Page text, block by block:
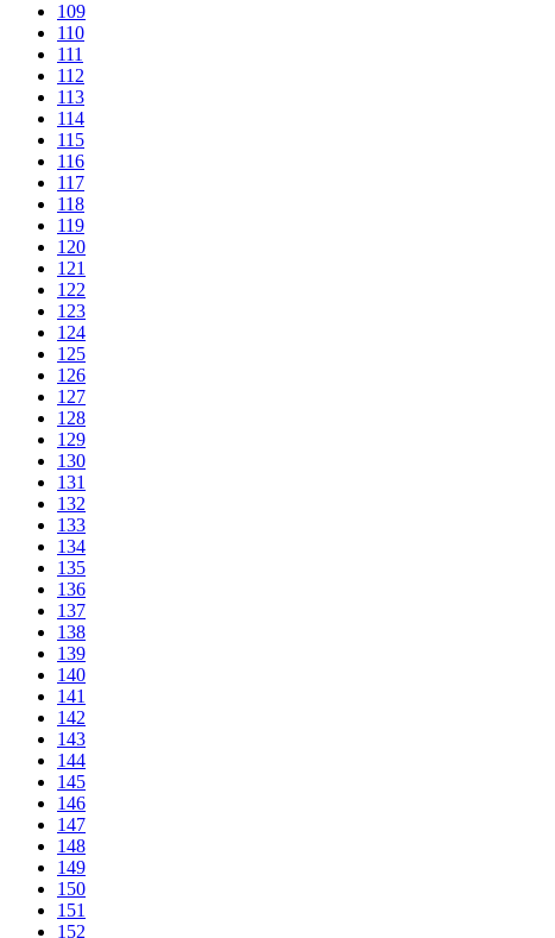
109
110
111
112
113
114
115
116
117
118
119
120
121
122
123
124
125
126
127
128
129
130
131
132
133
134
135
136
137
138
139
140
141
142
143
144
145
146
147
148
149
150
151
152